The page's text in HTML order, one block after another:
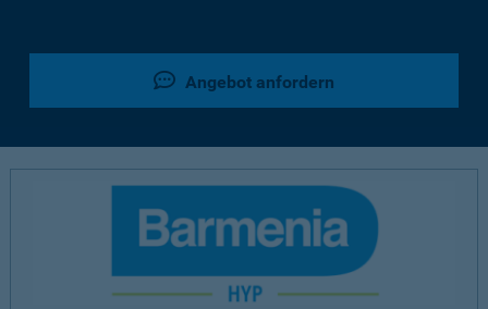
Angebot anfordern